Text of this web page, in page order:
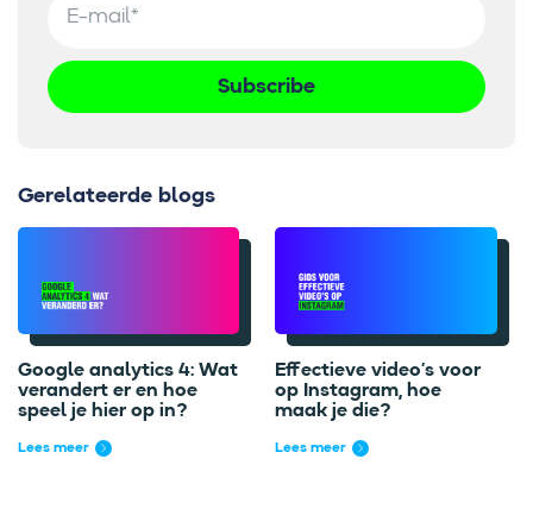
Gerelateerde blogs
Google analytics 4: Wat
verandert er en hoe
speel je hier op in?
Lees meer
Effectieve video’s voor
op Instagram, hoe
maak je die?
Lees meer